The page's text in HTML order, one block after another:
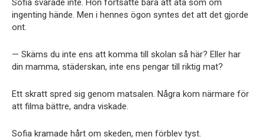
Sofia svarade inte. Hon fortsatte bara att äta som om
ingenting hände. Men i hennes ögon syntes det att det gjorde
ont.
— Skäms du inte ens att komma till skolan så här? Eller har
din mamma, städerskan, inte ens pengar till riktig mat?
Ett skratt spred sig genom matsalen. Några kom närmare för
att filma bättre, andra viskade.
Sofia kramade hårt om skeden, men förblev tyst.